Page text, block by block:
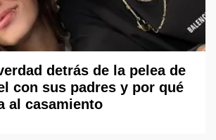
detrás de la pelea de
con sus padres y por qué
al casamiento